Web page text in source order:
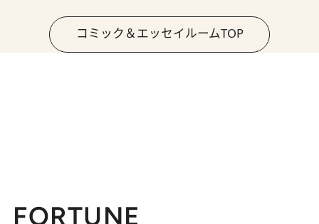
コミック＆エッセイルームTOP
FORTUNE